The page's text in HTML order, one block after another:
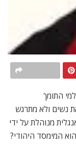
התומך
נשים ולא מתרגש
מנוהלת על ידי
המימסד היהודי?